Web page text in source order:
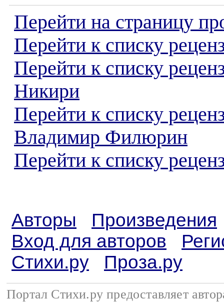
Перейти на страницу
Перейти к списку
Перейти к списку
Никири
Перейти к списку
Владимир Филюрин
Перейти к списку
Авторы
Произведения
Вход для авторов
Стихи.ру
Проза.ру
Портал Стихи.ру предоставляет